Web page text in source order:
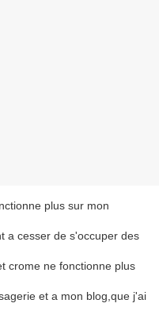
plus sur mon
a cesser de s'occuper des
crome ne fonctionne plus
et a mon blog,que j'ai